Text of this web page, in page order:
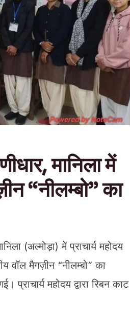
मानिला में
“नीलम्बो” का
(अल्मोड़ा) में प्राचार्य महोदय
वॉल मैगज़ीन “नीलम्बो” का
महोदय द्वारा रिबन काट